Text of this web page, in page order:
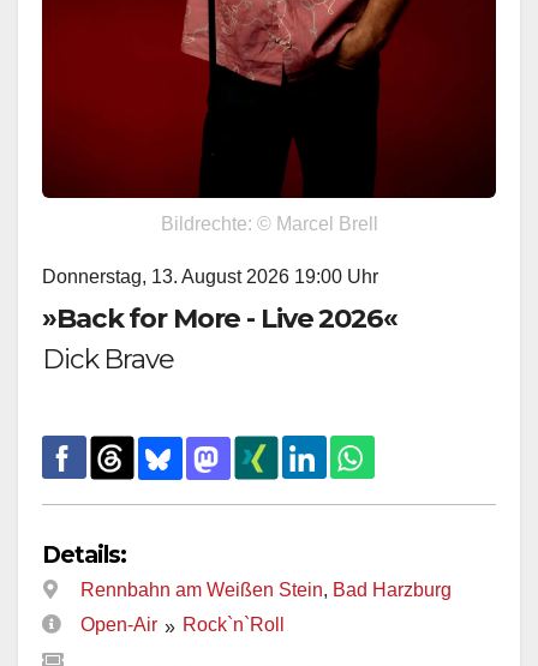
Bildrechte: © Marcel Brell
Donnerstag, 13. August 2026 19:00 Uhr
»Back for More - Live 2026«
Dick Brave
Details:
Rennbahn am Weißen Stein, Bad Harzburg
Open-Air » Rock`n`Roll